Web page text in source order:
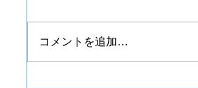
こなり眼科バス
コメントを追加…